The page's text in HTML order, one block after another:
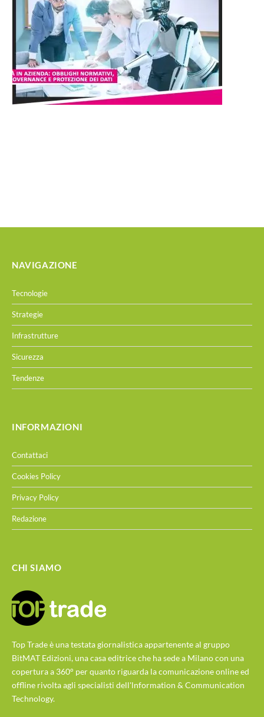
NAVIGAZIONE
Tecnologie
Strategie
Infrastrutture
Sicurezza
Tendenze
INFORMAZIONI
Contattaci
Cookies Policy
Privacy Policy
Redazione
CHI SIAMO
Top Trade è una testata giornalistica appartenente al gruppo
BitMAT Edizioni, una casa editrice che ha sede a Milano con una
copertura a 360° per quanto riguarda la comunicazione online ed
offline rivolta agli specialisti dell'lnformation & Communication
Technology.